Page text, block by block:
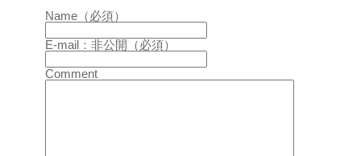
Name（必須）
E-mail：非公開（必須）
Comment